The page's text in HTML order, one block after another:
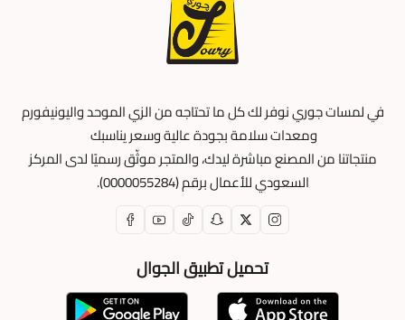
في لمسات جوري نوفر لك كل ما تحتاجه من الزي الموحد واليونيفورم
ومعدات سلامة بجودة عالية وسعر يناسبك
منتجاتنا من المصنع مباشرة ليدك، والمتجر موثّق رسميًا لدى المركز
السعودي للأعمال برقم (0000055284).
تحميل تطبيق الجوال